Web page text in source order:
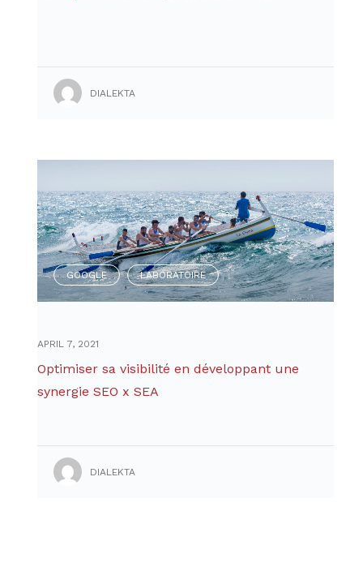
DIALEKTA
GOOGLE
,
LABORATOIRE
APRIL 7, 2021
Optimiser sa visibilité en développant une
synergie SEO x SEA
DIALEKTA